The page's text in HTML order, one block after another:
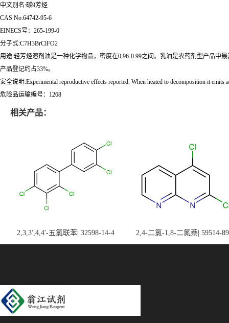
中文别名:碳9芳烃
CAS No:64742-95-6
EINECS号：265-199-0
分子式:C7H3BrClFO2
用途:轻芳烃溶剂油是一种化学物品，密度在0.96-0.99之间。乳油是农药剂型产品中
产品登记约占33%。
安全说明:Experimental reproductive effects reported. When heated to decomposition it emits
危险品运输编号：1268
相关产品：
2,3,3',4,4'-五氯联苯| 32598-14-4 2,4-二氯-1,8-二氮萘| 59514-